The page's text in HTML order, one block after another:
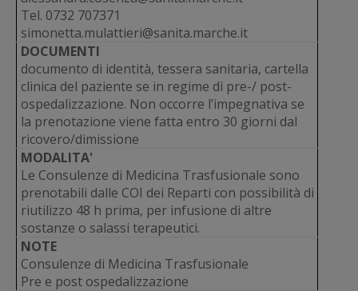
Tel. 0732 707371
simonetta.mulattieri@sanita.marche.it
DOCUMENTI
documento di identità, tessera sanitaria, cartella
clinica del paziente se in regime di pre-/ post-
ospedalizzazione. Non occorre l’impegnativa se
la prenotazione viene fatta entro 30 giorni dal
ricovero/dimissione
MODALITA'
Le Consulenze di Medicina Trasfusionale sono
prenotabili dalle COI dei Reparti con possibilità di
riutilizzo 48 h prima, per infusione di altre
sostanze o salassi terapeutici.
NOTE
Consulenze di Medicina Trasfusionale
Pre e post ospedalizzazione